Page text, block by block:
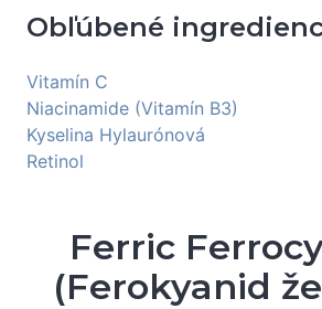
Obľúbené
Vitamín C
Niacinamide (Vitamín B3)
Kyselina Hylaurónová
Retinol
Ferric
(Ferokyanid